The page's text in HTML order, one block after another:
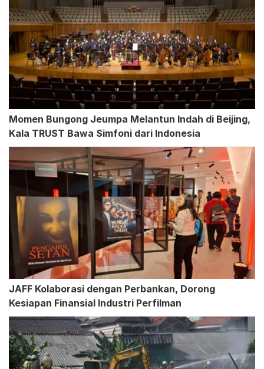
Momen Bungong Jeumpa Melantun Indah di Beijing,
Kala TRUST Bawa Simfoni dari Indonesia
JAFF Kolaborasi dengan Perbankan, Dorong
Kesiapan Finansial Industri Perfilman